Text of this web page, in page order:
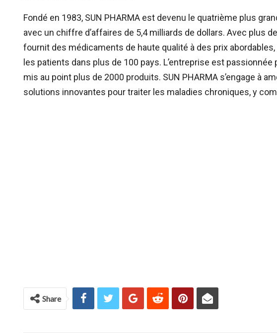
Fondé en 1983, SUN PHARMA est devenu le quatrième plus
avec un chiffre d’affaires de 5,4 milliards de dollars. Avec plus
fournit des médicaments de haute qualité à des prix
les patients dans plus de 100 pays. L’entreprise est
mis au point plus de 2000 produits. SUN PHARMA s’engage à
solutions innovantes pour traiter les maladies chroniques, y
Share